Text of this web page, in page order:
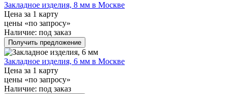
Закладное изделия, 8 мм в Москве
Цена за 1 карту
цены «по запросу»
Наличие: под заказ
Получить предложение
Закладное изделия, 6 мм в Москве
Цена за 1 карту
цены «по запросу»
Наличие: под заказ